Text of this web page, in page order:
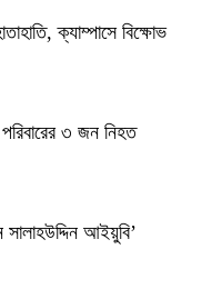
ক্যাম্পাসে বিক্ষোভ
৩ জন নিহত
সালাহউদ্দিন আইয়ুবি’